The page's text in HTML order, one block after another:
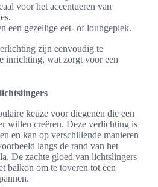
voor het accentueren van
een gezellige eet- of loungeplek.
zijn eenvoudig te
inrichting, wat zorgt voor een
keuze voor diegenen die een
willen creëren. Deze verlichting is
en kan op verschillende manieren
langs de rand van het
De zachte gloed van lichtslingers
balkon om te toveren tot een